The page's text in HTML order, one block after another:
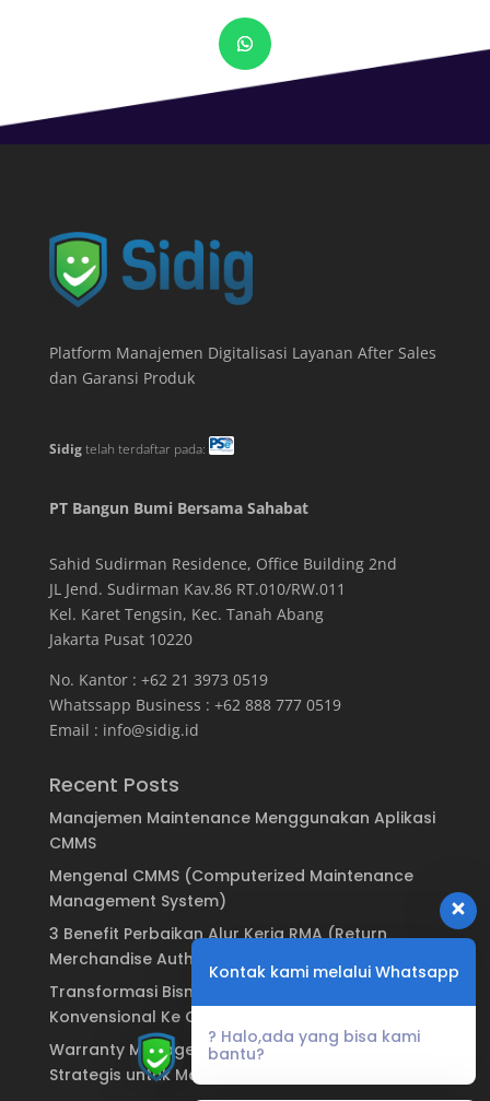
Platform Manajemen Digitalisasi Layanan After Sales
dan Garansi Produk
Sidigtelah terdaftar pada:
PT Bangun Bumi Bersama Sahabat
Sahid Sudirman Residence, Office Building 2nd
JL Jend. Sudirman Kav.86 RT.010/RW.011
Kel. Karet Tengsin, Kec. Tanah Abang
Jakarta Pusat 10220
No. Kantor : +62 21 3973 0519
Whatssapp Business : +62 888 777 0519
Email : info@sidig.id
Recent Posts
Manajemen Maintenance Menggunakan Aplikasi
CMMS
Mengenal CMMS (Computerized Maintenance
Management System)
3 Benefit Perbaikan Alur Kerja RMA (Return
Merchandise Authorization)
Transformasi Bisnis: Dari Sistem Garansi
Konvensional Ke Garansi Digital
Warranty Management System: Keuntungan
Strategis untuk Manufaktur & Brand
Kontak kami melalui Whatsapp
? Halo,ada yang bisa kami
bantu?